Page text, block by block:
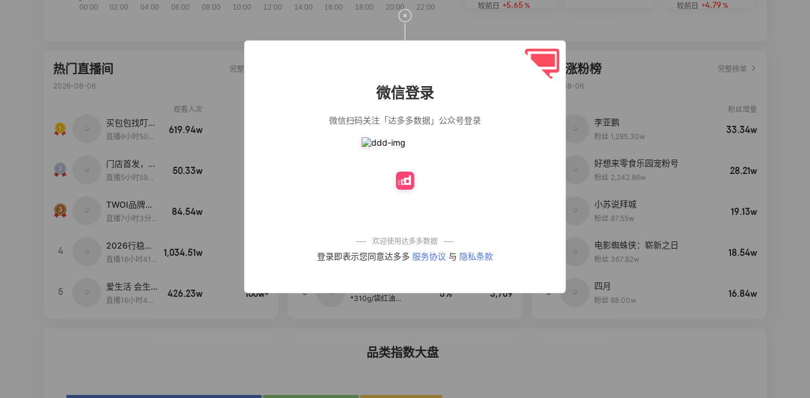
微信登录
微信扫码关注「达多多数据」公众号登录
欢迎使用达多多数据
登录即表示您同意达多多 服务协议 与 隐私条款
较前日 +5.65 % 较前日 +4.79 %
热门直播间
完整榜单
2026-08-06
观看人次
买包包找叮
当,一折购！
直播6小时50分
619.94w
门店首发，秋
款大上新！！
直播5小时59分
50.33w
TWOI品牌直
播间新款上
直播7小时3分5
84.54w
4
2026行稳致
远
直播16小时41
1,034.51w
5
爱生活 会生
活
直播16小时45
426.23w 100w+
【净浮生】油污
重油污去油王污
衣粉轻松搓洗去
污渍除菌除螨3倍
免煮开袋即食劲
艾草抽绳式免撕
垃圾袋大号特厚
50% 4,154
5
*310g/袋红油麻
5% 3,709
达人涨粉榜
完整榜单
2026-08-06
粉丝增量
李亚鹏
粉丝 1,285.30w
33.34w
好想来零食乐园宠粉号
粉丝 2,242.86w
28.21w
小苏说拜城
粉丝 87.55w
19.13w
电影蜘蛛侠：崭新之日
粉丝 367.82w
18.54w
5
四月
粉丝 88.00w
16.84w
品类指数大盘